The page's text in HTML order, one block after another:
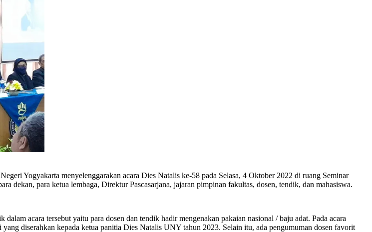
Yogyakarta menyelenggarakan acara Dies Natalis ke-58 pada Selasa, 4 Oktober 2022 di ruang Seminar
dekan, para ketua lembaga, Direktur Pascasarjana, jajaran pimpinan fakultas, dosen, tendik, dan mahasiswa.
acara tersebut yaitu para dosen dan tendik hadir mengenakan pakaian nasional / baju adat. Pada acara
diserahkan kepada ketua panitia Dies Natalis UNY tahun 2023. Selain itu, ada pengumuman dosen favorit